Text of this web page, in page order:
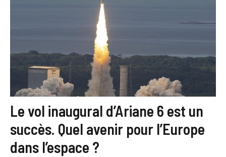
Le vol inaugural d’Ariane 6 est un
succès. Quel avenir pour l’Europe
dans l’espace ?